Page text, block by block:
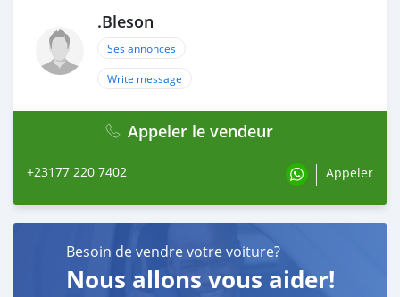
.Bleson
Ses annonces
Write message
Appeler le vendeur
+23177 220 7402 Appeler
Besoin de vendre votre voiture?
Nous allons vous aider!